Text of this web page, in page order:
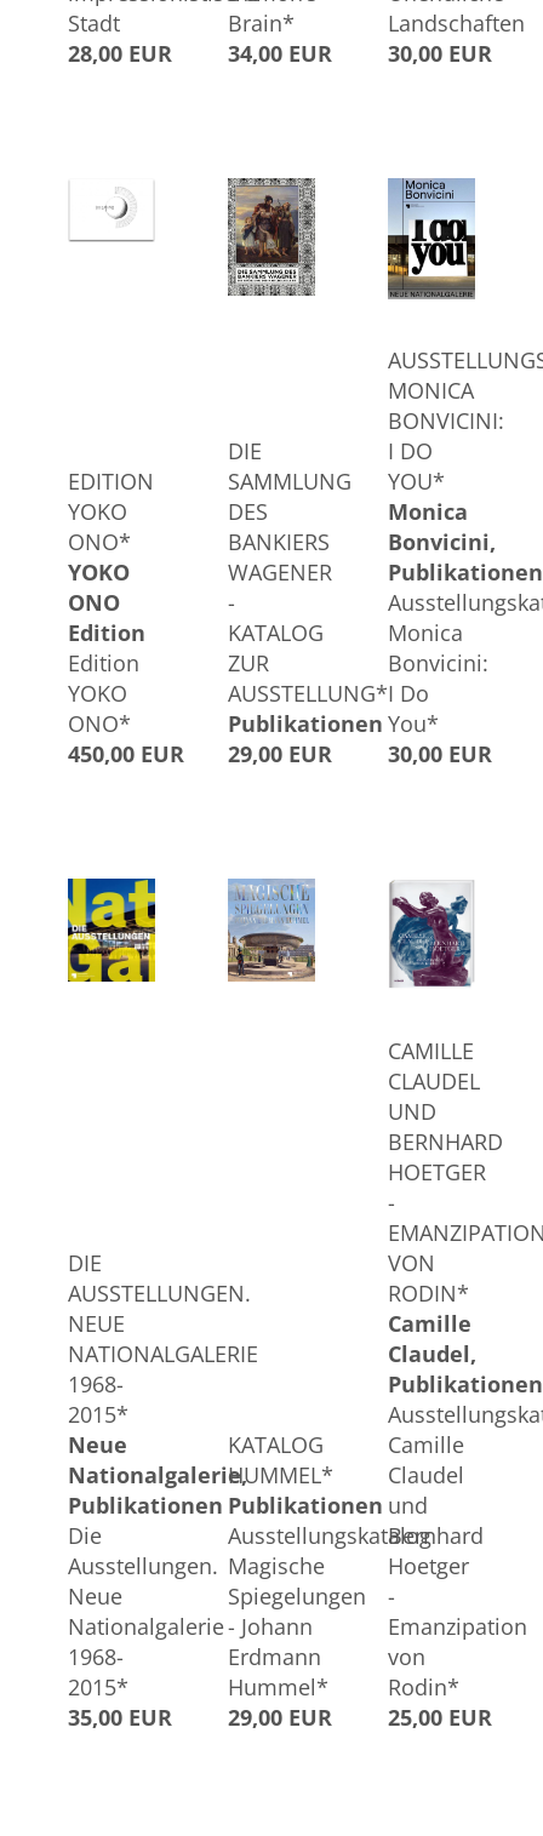
Stadt
28,00 EUR
Brain*
34,00 EUR
Landschaften
30,00 EUR
EDITION
YOKO
ONO*
YOKO
ONO
Edition
Edition
YOKO
ONO*
450,00 EUR
DIE
SAMMLUNG
DES
BANKIERS
WAGENER
-
KATALOG
ZUR
AUSSTELLUNG*
Publikationen
29,00 EUR
MONICA
BONVICINI:
I DO
YOU*
Monica
Bonvicini
Publikationen
Monica
Bonvicini:
I Do
You*
30,00 EUR
DIE
AUSSTELLUNGEN.
NEUE
NATIONALGALERIE
1968-
2015*
Neue
Nationalgalerie
Publikationen
Die
Ausstellungen.
Neue
Nationalgalerie
1968-
2015*
35,00 EUR
KATALOG
HUMMEL*
Publikationen
Ausstellungskatalog
Magische
Spiegelungen
- Johann
Erdmann
Hummel*
29,00 EUR
CAMILLE
CLAUDEL
UND
BERNHARD
HOETGER
-
VON
RODIN*
Camille
Claudel
Publikationen
Camille
Claudel
und
Bernhard
Hoetger
-
Emanzipation
von
Rodin*
25,00 EUR